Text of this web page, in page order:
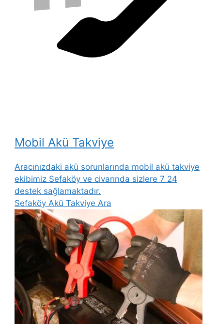
Mobil Akü Takviye
Aracınızdaki akü sorunlarında mobil akü takviye
ekibimiz Sefaköy ve civarında sizlere 7 24
destek sağlamaktadır.
Sefaköy Akü Takviye Ara